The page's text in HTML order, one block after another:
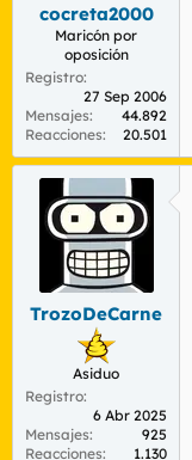
cocreta2000
Maricón por
oposición
Registro
27 Sep 2006
Mensajes
44.892
Reacciones
20.501
TrozoDeCarne
Asiduo
Registro
6 Abr 2025
Mensajes
925
Reacciones
1.130